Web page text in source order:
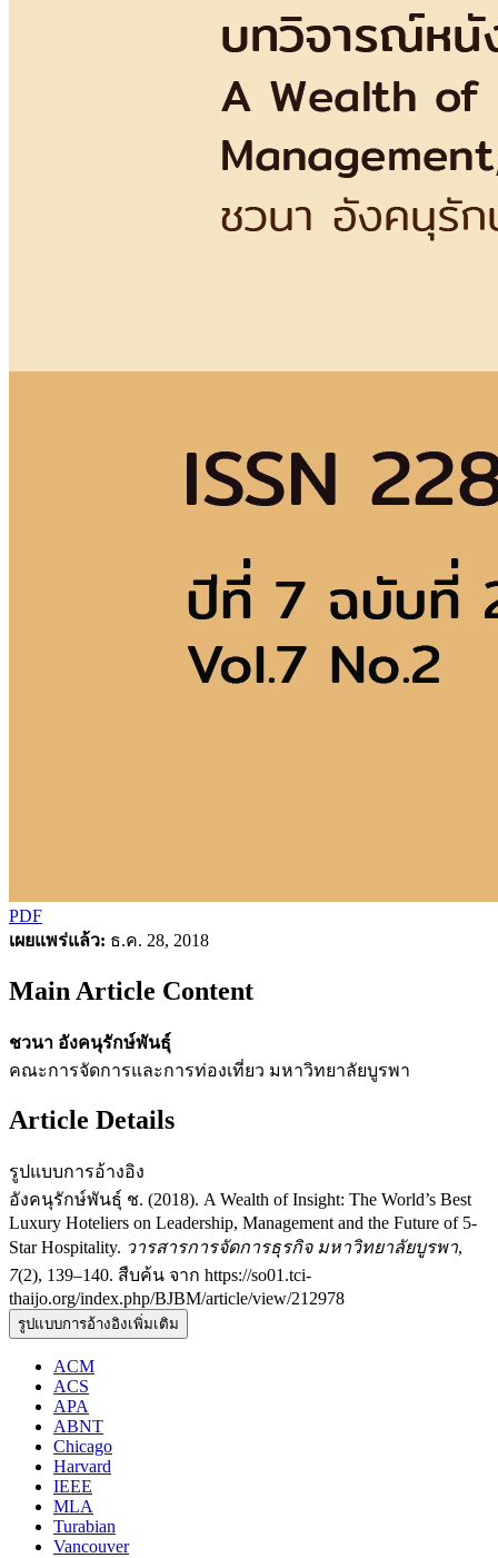
PDF
เผยแพร่แล้ว: ธ.ค. 28, 2018
Main Article Content
ชวนา อังคนุรักษ์พันธุ์
คณะการจัดการและการท่องเที่ยว มหาวิทยาลัยบูรพา
Article Details
รูปแบบการอ้างอิง
อังคนุรักษ์พันธุ์ ช. (2018). A Wealth of Insight: The World’s Best
Luxury Hoteliers on Leadership, Management and the Future of 5-
Star Hospitality. วารสารการจัดการธุรกิจ มหาวิทยาลัยบูรพา,
7(2), 139–140. สืบค้น จาก https://so01.tci-
thaijo.org/index.php/BJBM/article/view/212978
รูปแบบการอ้างอิงเพิ่มเติม
ACM
ACS
APA
ABNT
Chicago
Harvard
IEEE
MLA
Turabian
Vancouver